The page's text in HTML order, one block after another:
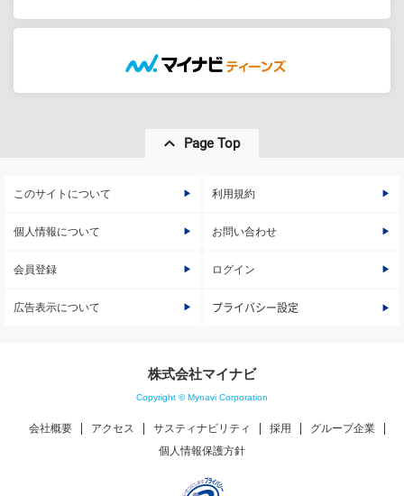
Page Top
このサイトについて 利用規約
個人情報について お問い合わせ
会員登録 ログイン
広告表示について プライバシー設定
株式会社マイナビ
Copyright © Mynavi Corporation
会社概要 アクセス サスティナビリティ 採用
グループ企業
個人情報保護方針